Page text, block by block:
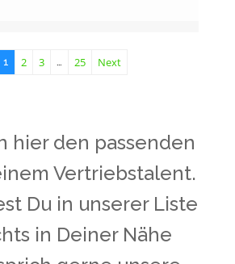
1 2 3 … 25 Next
hier den passenden
Vertriebstalent.
Du in unserer Liste
in Deiner Nähe